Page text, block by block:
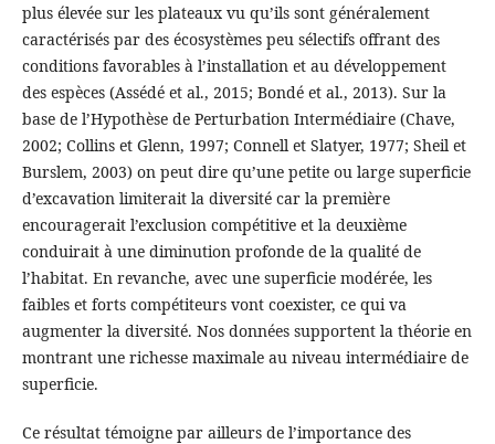
plus élevée sur les plateaux vu qu’ils sont généralement
caractérisés par des écosystèmes peu sélectifs offrant des
conditions favorables à l’installation et au développement
des espèces (Assédé et al., 2015; Bondé et al., 2013). Sur la
base de l’Hypothèse de Perturbation Intermédiaire (Chave,
2002; Collins et Glenn, 1997; Connell et Slatyer, 1977; Sheil et
Burslem, 2003) on peut dire qu’une petite ou large superficie
d’excavation limiterait la diversité car la première
encouragerait l’exclusion compétitive et la deuxième
conduirait à une diminution profonde de la qualité de
l’habitat. En revanche, avec une superficie modérée, les
faibles et forts compétiteurs vont coexister, ce qui va
augmenter la diversité. Nos données supportent la théorie en
montrant une richesse maximale au niveau intermédiaire de
superficie.
Ce résultat témoigne par ailleurs de l’importance des